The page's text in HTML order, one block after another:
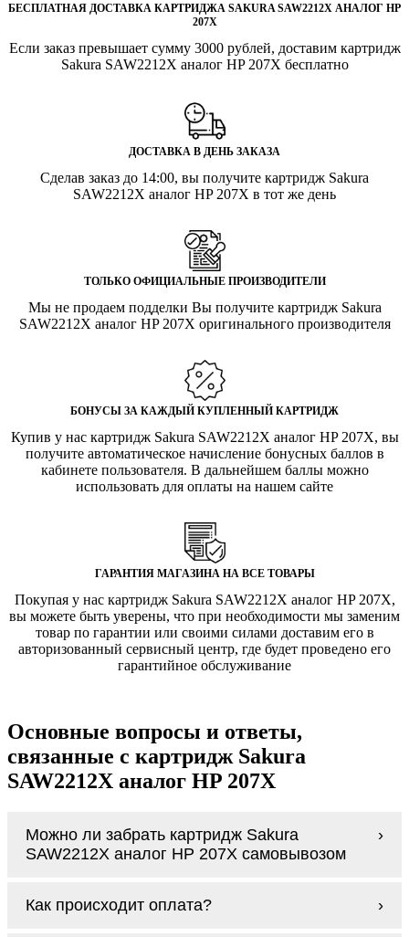
БЕСПЛАТНАЯ ДОСТАВКА КАРТРИДЖА SAKURA SAW2212X АНАЛОГ HP
207X
Если заказ превышает сумму 3000 рублей, доставим картридж
Sakura SAW2212X аналог HP 207X бесплатно
ДОСТАВКА В ДЕНЬ ЗАКАЗА
Сделав заказ до 14:00, вы получите картридж Sakura
SAW2212X аналог HP 207X в тот же день
ТОЛЬКО ОФИЦИАЛЬНЫЕ ПРОИЗВОДИТЕЛИ
Мы не продаем подделки Вы получите картридж Sakura
SAW2212X аналог HP 207X оригинального производителя
БОНУСЫ ЗА КАЖДЫЙ КУПЛЕННЫЙ КАРТРИДЖ
Купив у нас картридж Sakura SAW2212X аналог HP 207X, вы
получите автоматическое начисление бонусных баллов в
кабинете пользователя. В дальнейшем баллы можно
использовать для оплаты на нашем сайте
ГАРАНТИЯ МАГАЗИНА НА ВСЕ ТОВАРЫ
Покупая у нас картридж Sakura SAW2212X аналог HP 207X,
вы можете быть уверены, что при необходимости мы заменим
товар по гарантии или своими силами доставим его в
авторизованный сервисный центр, где будет проведено его
гарантийное обслуживание
Основные вопросы и ответы,
связанные с картридж Sakura
SAW2212X аналог HP 207X
Можно ли забрать картридж Sakura
SAW2212X аналог HP 207X самовывозом
доставим заказ и сделаем это бесплатно
Как происходит оплата?